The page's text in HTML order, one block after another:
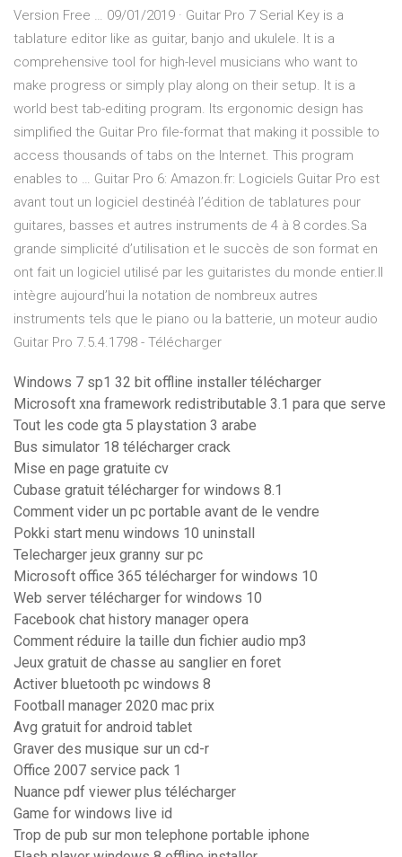
Version Free … 09/01/2019 · Guitar Pro 7 Serial Key is a
tablature editor like as guitar, banjo and ukulele. It is a
comprehensive tool for high-level musicians who want to
make progress or simply play along on their setup. It is a
world best tab-editing program. Its ergonomic design has
simplified the Guitar Pro file-format that making it possible to
access thousands of tabs on the Internet. This program
enables to … Guitar Pro 6: Amazon.fr: Logiciels Guitar Pro est
avant tout un logiciel destinéà l’édition de tablatures pour
guitares, basses et autres instruments de 4 à 8 cordes.Sa
grande simplicité d’utilisation et le succès de son format en
ont fait un logiciel utilisé par les guitaristes du monde entier.Il
intègre aujourd’hui la notation de nombreux autres
instruments tels que le piano ou la batterie, un moteur audio
Guitar Pro 7.5.4.1798 - Télécharger
Windows 7 sp1 32 bit offline installer télécharger
Microsoft xna framework redistributable 3.1 para que serve
Tout les code gta 5 playstation 3 arabe
Bus simulator 18 télécharger crack
Mise en page gratuite cv
Cubase gratuit télécharger for windows 8.1
Comment vider un pc portable avant de le vendre
Pokki start menu windows 10 uninstall
Telecharger jeux granny sur pc
Microsoft office 365 télécharger for windows 10
Web server télécharger for windows 10
Facebook chat history manager opera
Comment réduire la taille dun fichier audio mp3
Jeux gratuit de chasse au sanglier en foret
Activer bluetooth pc windows 8
Football manager 2020 mac prix
Avg gratuit for android tablet
Graver des musique sur un cd-r
Office 2007 service pack 1
Nuance pdf viewer plus télécharger
Game for windows live id
Trop de pub sur mon telephone portable iphone